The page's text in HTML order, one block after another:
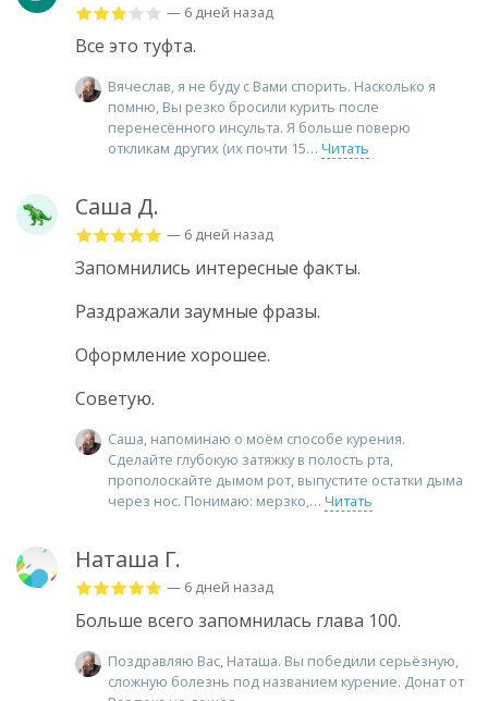
— 6 дней назад
Все это туфта.
Вячеслав, я не буду с Вами спорить. Насколько я
помню, Вы резко бросили курить после
перенесённого инсульта. Я больше поверю
откликам других (их почти 15
Читать
Саша Д.
— 6 дней назад
Запомнились интересные факты.
Раздражали заумные фразы.
Оформление хорошее.
Советую.
Саша, напоминаю о моём способе курения.
Сделайте глубокую затяжку в полость рта,
прополоскайте дымом рот, выпустите остатки дыма
через нос. Понимаю: мерзко,
Читать
Наташа Г.
— 6 дней назад
Больше всего запомнилась глава 100.
Поздравляю Вас, Наташа. Вы победили серьёзную,
сложную болезнь под названием курение. Донат от